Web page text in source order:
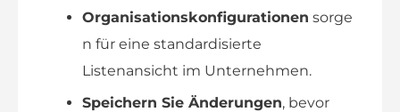
Organisationskonfigurationen sorge
n für eine standardisierte
Listenansicht im Unternehmen.
Speichern Sie Änderungen, bevor